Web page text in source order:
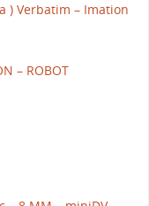
) Verbatim – Imation
– ROBOT